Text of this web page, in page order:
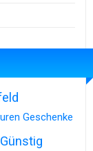
Geschenke
Günstig